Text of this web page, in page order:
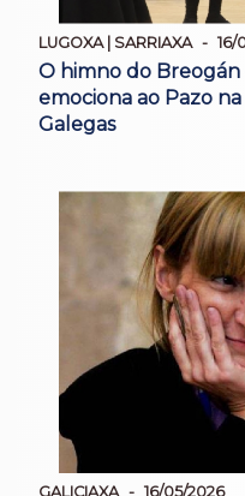
LUGOXA | SARRIAXA 16/
O himno do Breogán
emociona ao Pazo
Galegas
GALICIAXA 16/05/2026